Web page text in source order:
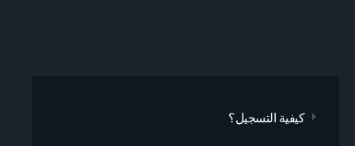
كيفية التسجيل؟